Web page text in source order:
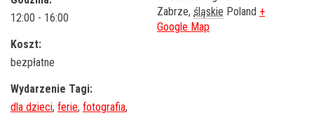
12:00 - 16:00
Koszt:
bezpłatne
Wydarzenie Tagi:
dla dzieci, ferie, fotografia,
Zabrze, śląskie Poland +
Google Map